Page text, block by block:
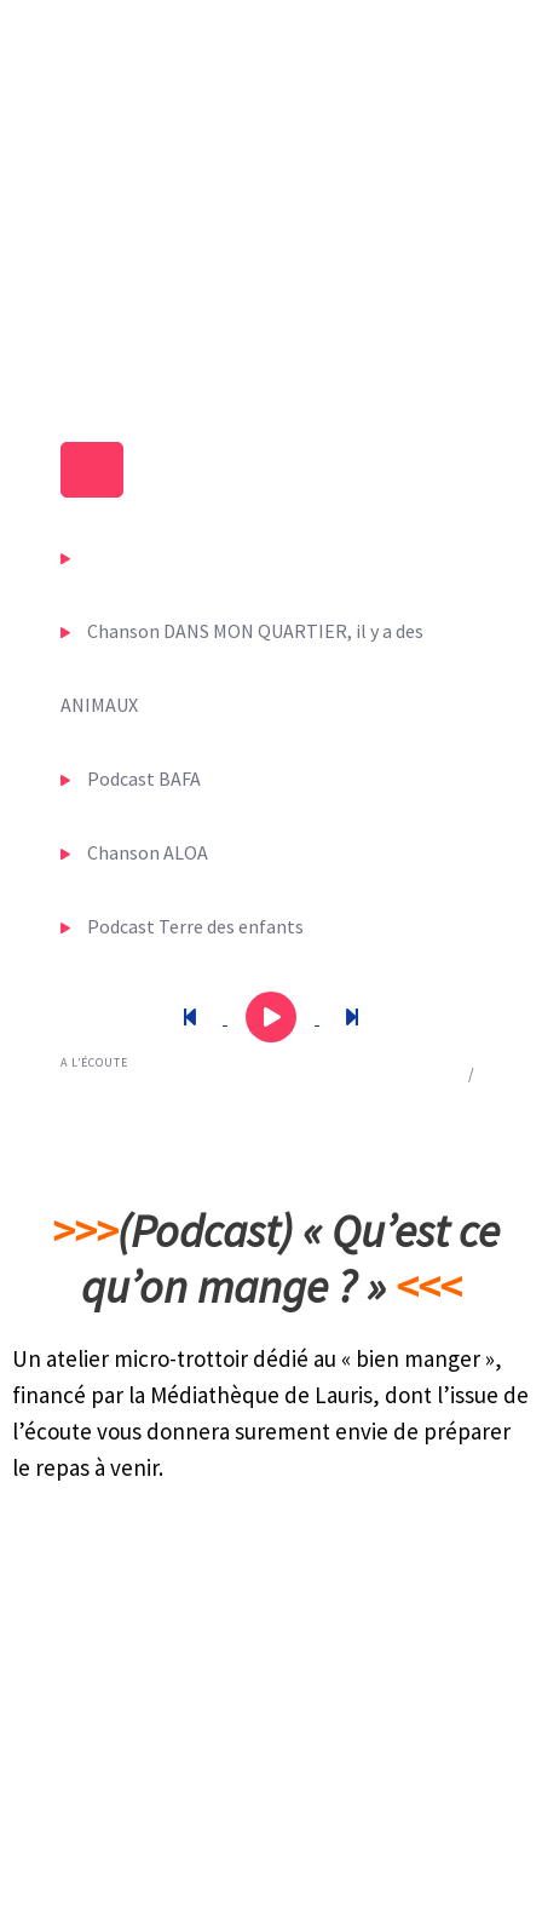
Chanson DANS MON QUARTIER, il y a des
ANIMAUX
Podcast BAFA
Chanson ALOA
Podcast Terre des enfants
Chanson PLAGES
Podcast Boudoire de Rose
A L’ÉCOUTE
Chanson précédente
Lecture
Mettre en pause
/
>>>(Podcast)« Qu’est ce
qu’on mange ? »<<<
Un atelier micro-trottoir dédié au « bien manger »,
financé par la Médiathèque de Lauris, dont l’issue de
l’écoute vous donnera surement envie de préparer
le repas à venir.